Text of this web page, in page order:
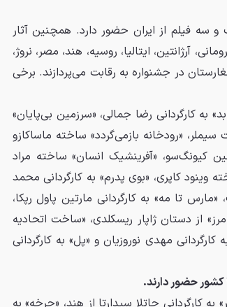
سه فیلم از ایران حضور دارد. همچنین آثار
آرژانتین، ایتالیا، روسیه، هند، مصر، نروژ،
در جشنواره به رقابت می‌پردازند. برخی
کارگردانی رضا جمالی، «سرزمین بی‌پایان»
«رودخانه بازمی‌گردد» ساخته ماساکازو
کیونگ‌سو، «آفرینشیک انسان» ساخته مراد
وینود کاپری، «بوی پدرم» به کارگردانی محمد
تا مه» به کارگردانی مارتین پاول رپکا،
از دستان ژاپار ریسکلدی، «ساخت اتحادیه
مهدی نوروزیان و «پل» به کارگردانی
کارگردانی جاتلا سیدارتا از هند، «چرخه» به